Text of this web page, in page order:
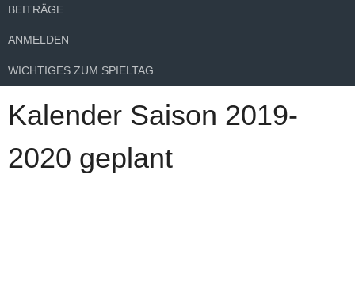
BEITRÄGE
ANMELDEN
WICHTIGES ZUM SPIELTAG
Kalender Saison 2019-
2020 geplant